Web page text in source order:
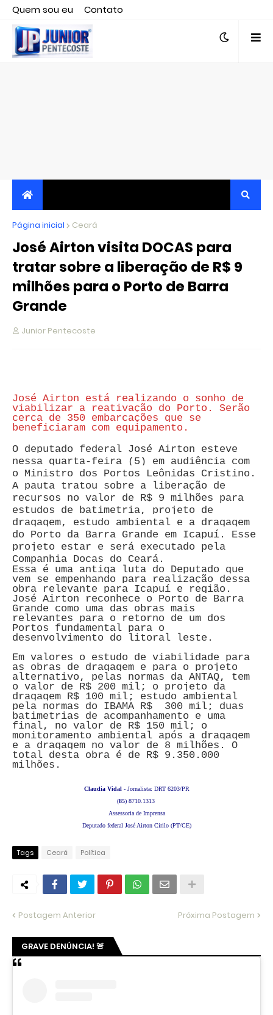
Quem sou eu
Contato
Editor responsável, jornalista Clovis Almeida.
JORNALISMO INDEPENDENTE, TRANSPARENTE E
CRÍTICO
Página inicial Ceará
José Airton visita DOCAS para
tratar sobre a liberação de R$ 9
milhões para o Porto de Barra
Grande
Junior Pentecoste
José Airton está realizando o sonho de
viabilizar a reativação do Porto. Serão
cerca de 350 embarcações que se
beneficiaram com equipamento.
O deputado federal José Airton esteve
nessa quarta-feira (5) em audiência com
o Ministro dos Portos Leônidas Cristino.
A pauta tratou sobre a liberação de
recursos no valor de R$ 9 milhões para
estudos de batimetria, projeto de
dragagem, estudo ambiental e a dragagem
do Porto da Barra Grande em Icapuí. Esse
projeto estar e será executado pela
Companhia Docas do Ceará.
Essa é uma antiga luta do Deputado que
vem se empenhando para realização dessa
obra relevante para Icapuí e região.
José Airton reconhece o Porto de Barra
Grande como uma das obras mais
relevantes para o retorno de um dos
Portos fundamental para o
desenvolvimento do litoral leste.
Em valores o estudo de viabilidade para
as obras de dragagem e para o projeto
alternativo, pelas normas da ANTAQ, tem
o valor de R$ 200 mil; o projeto da
dragagem R$ 100 mil; estudo ambiental
pela normas do IBAMA R$ 300 mil; duas
batimetrias de acompanhamento e uma
final, no valor de R$ 150 mil; o
monitoramento ambiental após a dragagem
e a dragagem no valor de 8 milhões. O
total desta obra é de R$ 9.350.000
milhões.
Claudia Vidal- Jornalista: DRT 6203/PR
(85) 8710.1313
Assessoria de Imprensa
Deputado federal José Airton Cirilo (PT/CE)
Tags Ceará Política
Postagem Anterior Próxima Postagem
GRAVE DENÚNCIA! 🚨